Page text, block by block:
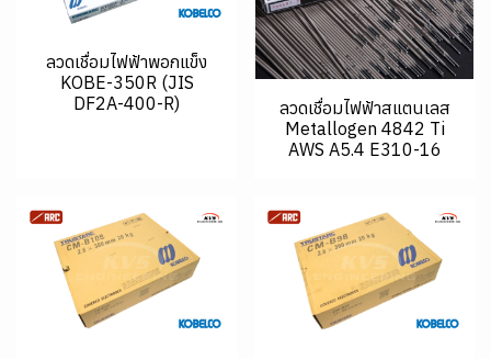
ลวดเชื่อมไฟฟ้าพอกแข็ง
KOBE-350R (JIS
DF2A-400-R)
ลวดเชื่อมไฟฟ้าสแตนเลส
Metallogen 4842 Ti
AWS A5.4 E310-16